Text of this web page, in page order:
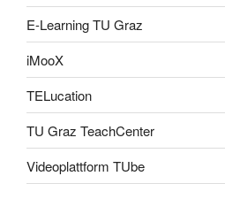
E-Learning TU Graz
iMooX
TELucation
TU Graz TeachCenter
Videoplattform TUbe